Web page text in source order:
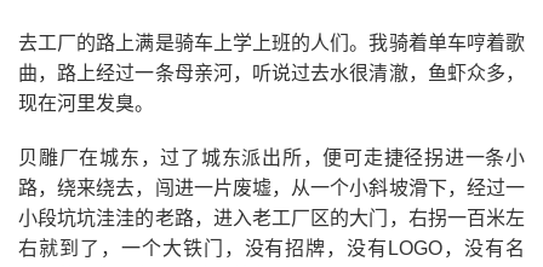
去工厂的路上满是骑车上学上班的人们。我骑着单车哼着歌
曲，路上经过一条母亲河，听说过去水很清澈，鱼虾众多，
现在河里发臭。
贝雕厂在城东，过了城东派出所，便可走捷径拐进一条小
路，绕来绕去，闯进一片废墟，从一个小斜坡滑下，经过一
小段坑坑洼洼的老路，进入老工厂区的大门，右拐一百米左
右就到了，一个大铁门，没有招牌，没有LOGO，没有名